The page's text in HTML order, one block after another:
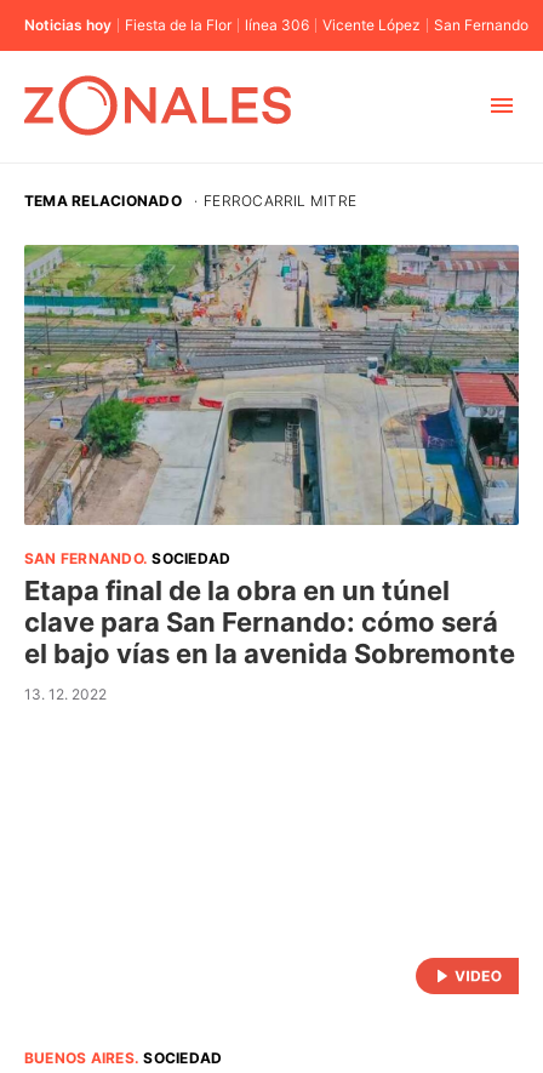
Noticias hoy Fiesta de la Flor línea 306 Vicente López San Fernando
CABA
BUENOS AIRES
PROVINCIAS
ELECCIONES 2023
TEMA RELACIONADO · FERROCARRIL MITRE
SAN FERNANDO.SOCIEDAD
Etapa final de la obra en un túnel
clave para San Fernando: cómo será
el bajo vías en la avenida Sobremonte
13. 12. 2022
BUENOS AIRES.SOCIEDAD